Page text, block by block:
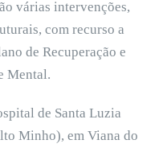
várias intervenções,
com recurso a
de Recuperação e
Mental.
de Santa Luzia
Minho), em Viana do